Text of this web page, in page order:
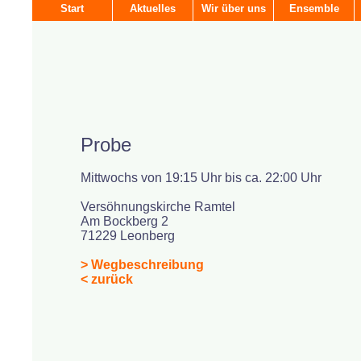
Start Aktuelles Wir über uns Ensemble
Probe
Mittwochs von 19:15 Uhr bis ca. 22:00 Uhr
Versöhnungskirche Ramtel
Am Bockberg 2
71229 Leonberg
> Wegbeschreibung
< zurück